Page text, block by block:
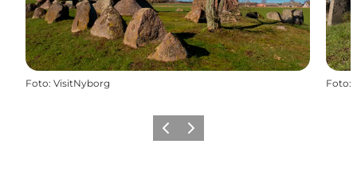
Foto: VisitNyborg Foto:
ForrigeNæste